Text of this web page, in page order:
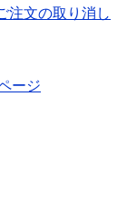
注文の取り消し
ージ